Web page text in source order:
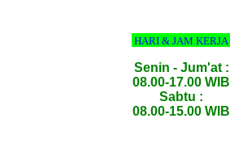
HARI & JAM KERJA
Senin - Jum'at :
08.00-17.00 WIB
Sabtu :
08.00-15.00 WIB